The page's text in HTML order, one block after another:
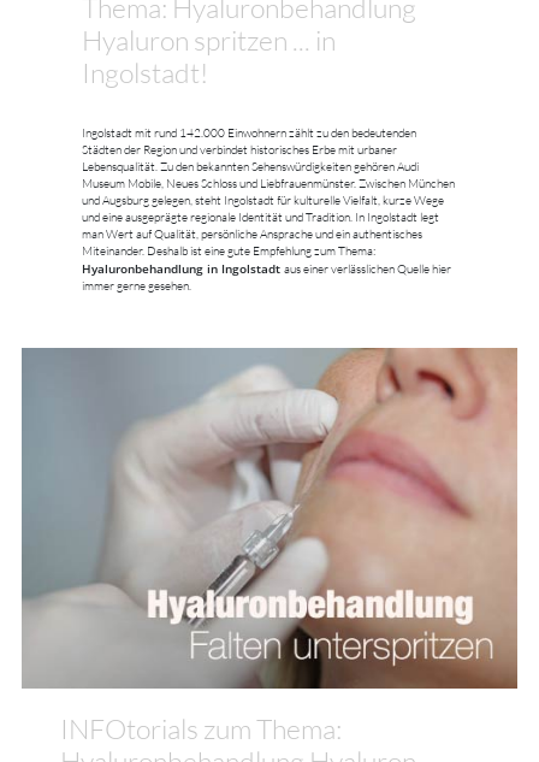
Thema: Hyaluronbehandlung
Hyaluron spritzen ... in
Ingolstadt!
Ingolstadt mit rund 142.000 Einwohnern zählt zu den bedeutenden
Städten der Region und verbindet historisches Erbe mit urbaner
Lebensqualität. Zu den bekannten Sehenswürdigkeiten gehören Audi
Museum Mobile, Neues Schloss und Liebfrauenmünster. Zwischen München
und Augsburg gelegen, steht Ingolstadt für kulturelle Vielfalt, kurze Wege
und eine ausgeprägte regionale Identität und Tradition. In Ingolstadt legt
man Wert auf Qualität, persönliche Ansprache und ein authentisches
Miteinander. Deshalb ist eine gute Empfehlung zum Thema:
Hyaluronbehandlung in Ingolstadt aus einer verlässlichen Quelle hier
immer gerne gesehen.
INFOtorials zum Thema: